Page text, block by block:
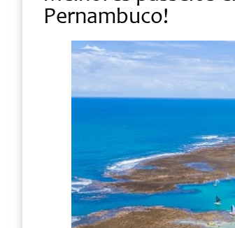
Pernambuco!